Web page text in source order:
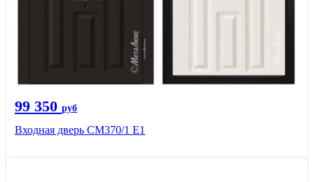
99 350 руб
Входная дверь СМ370/1 Е1